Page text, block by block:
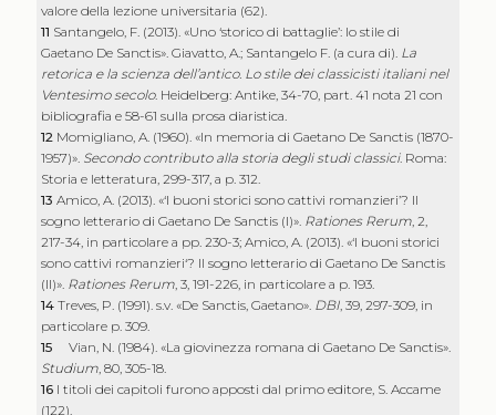
valore della lezione universitaria (62).
11 Santangelo, F. (2013). «Uno ‘storico di battaglie’: lo stile di
Gaetano De Sanctis». Giavatto, A.; Santangelo F. (a cura di). La
retorica e la scienza dell’antico. Lo stile dei classicisti italiani nel
Ventesimo secolo. Heidelberg: Antike, 34-70, part. 41 nota 21 con
bibliografia e 58-61 sulla prosa diaristica.
12 Momigliano, A. (1960). «In memoria di Gaetano De Sanctis (1870-
1957)». Secondo contributo alla storia degli studi classici. Roma:
Storia e letteratura, 299-317, a p. 312.
13Amico, A. (2013). «‘I buoni storici sono cattivi romanzieri’? Il
sogno letterario di Gaetano De Sanctis (I)». Rationes Rerum, 2,
217-34, in particolare a pp. 230-3; Amico, A. (2013). «‘I buoni storici
sono cattivi romanzieri‘? Il sogno letterario di Gaetano De Sanctis
(II)». Rationes Rerum, 3, 191-226, in particolare a p. 193.
14Treves, P. (1991). s.v. «De Sanctis, Gaetano». DBI, 39, 297-309, in
particolare p. 309.
15
Vian, N. (1984). «La giovinezza romana di Gaetano De Sanctis».
Studium, 80, 305-18.
16 I titoli dei capitoli furono apposti dal primo editore, S. Accame
(122).